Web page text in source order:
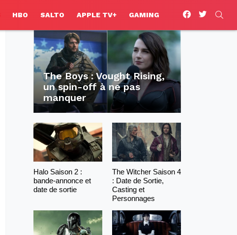
HBO SALTO APPLE TV+ GAMING
facebooktwitter
The Boys : Vought Rising,
un spin-off à ne pas
manquer
Halo Saison 2 :
bande-annonce et
date de sortie
The Witcher Saison 4
: Date de Sortie,
Casting et
Personnages